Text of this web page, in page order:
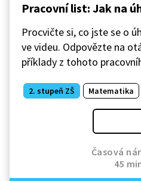
Pracovní list: Jak na
Procvičte si, co jste se o
ve videu. Odpovězte na
příklady z tohoto
2. stupeň ZŠ Matematika
Časová
45